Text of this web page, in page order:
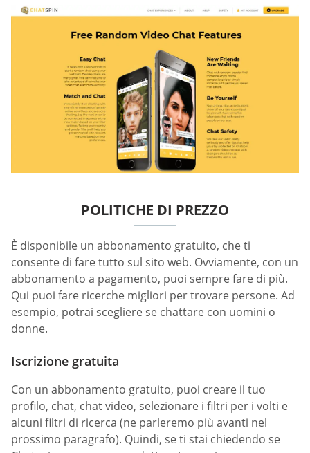
POLITICHE DI PREZZO
È disponibile un abbonamento gratuito, che ti
consente di fare tutto sul sito web. Ovviamente, con un
abbonamento a pagamento, puoi sempre fare di più.
Qui puoi fare ricerche migliori per trovare persone. Ad
esempio, potrai scegliere se chattare con uomini o
donne.
Iscrizione gratuita
Con un abbonamento gratuito, puoi creare il tuo
profilo, chat, chat video, selezionare i filtri per i volti e
alcuni filtri di ricerca (ne parleremo più avanti nel
prossimo paragrafo). Quindi, se ti stai chiedendo se